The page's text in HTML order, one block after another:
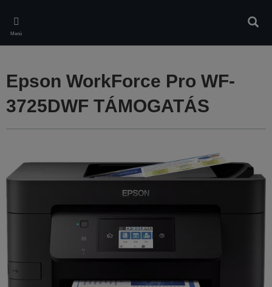
main
content
Menü
Epson WorkForce Pro WF-
3725DWF TÁMOGATÁS